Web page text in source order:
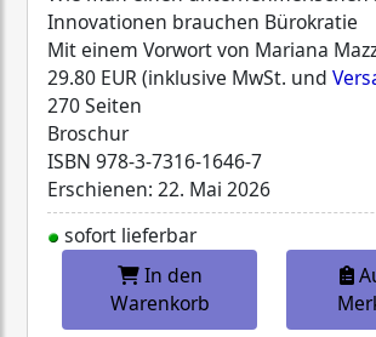
Innovationen brauchen Bürokratie
Mit einem Vorwort von Mariana
29.80 EUR (inklusive MwSt. und
270 Seiten
Broschur
ISBN 978-3-7316-1646-7
Erschienen: 22. Mai 2026
sofort lieferbar
In den
Warenkorb
Auf den